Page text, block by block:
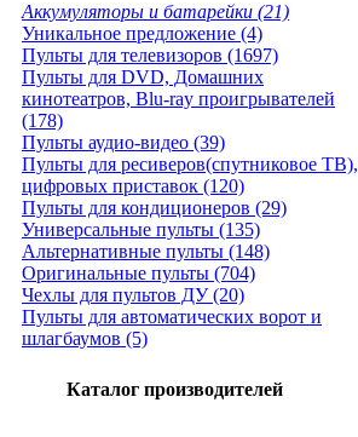
Аккумуляторы и батарейки (21)
Уникальное предложение (4)
Пульты для телевизоров (1697)
Пульты для DVD, Домашних
кинотеатров, Blu-ray проигрывателей
(178)
Пульты аудио-видео (39)
Пульты для ресиверов(спутниковое ТВ),
цифровых приставок (120)
Пульты для кондиционеров (29)
Универсальные пульты (135)
Альтернативные пульты (148)
Оригинальные пульты (704)
Чехлы для пультов ДУ (20)
Пульты для автоматических ворот и
шлагбаумов (5)
Каталог производителей